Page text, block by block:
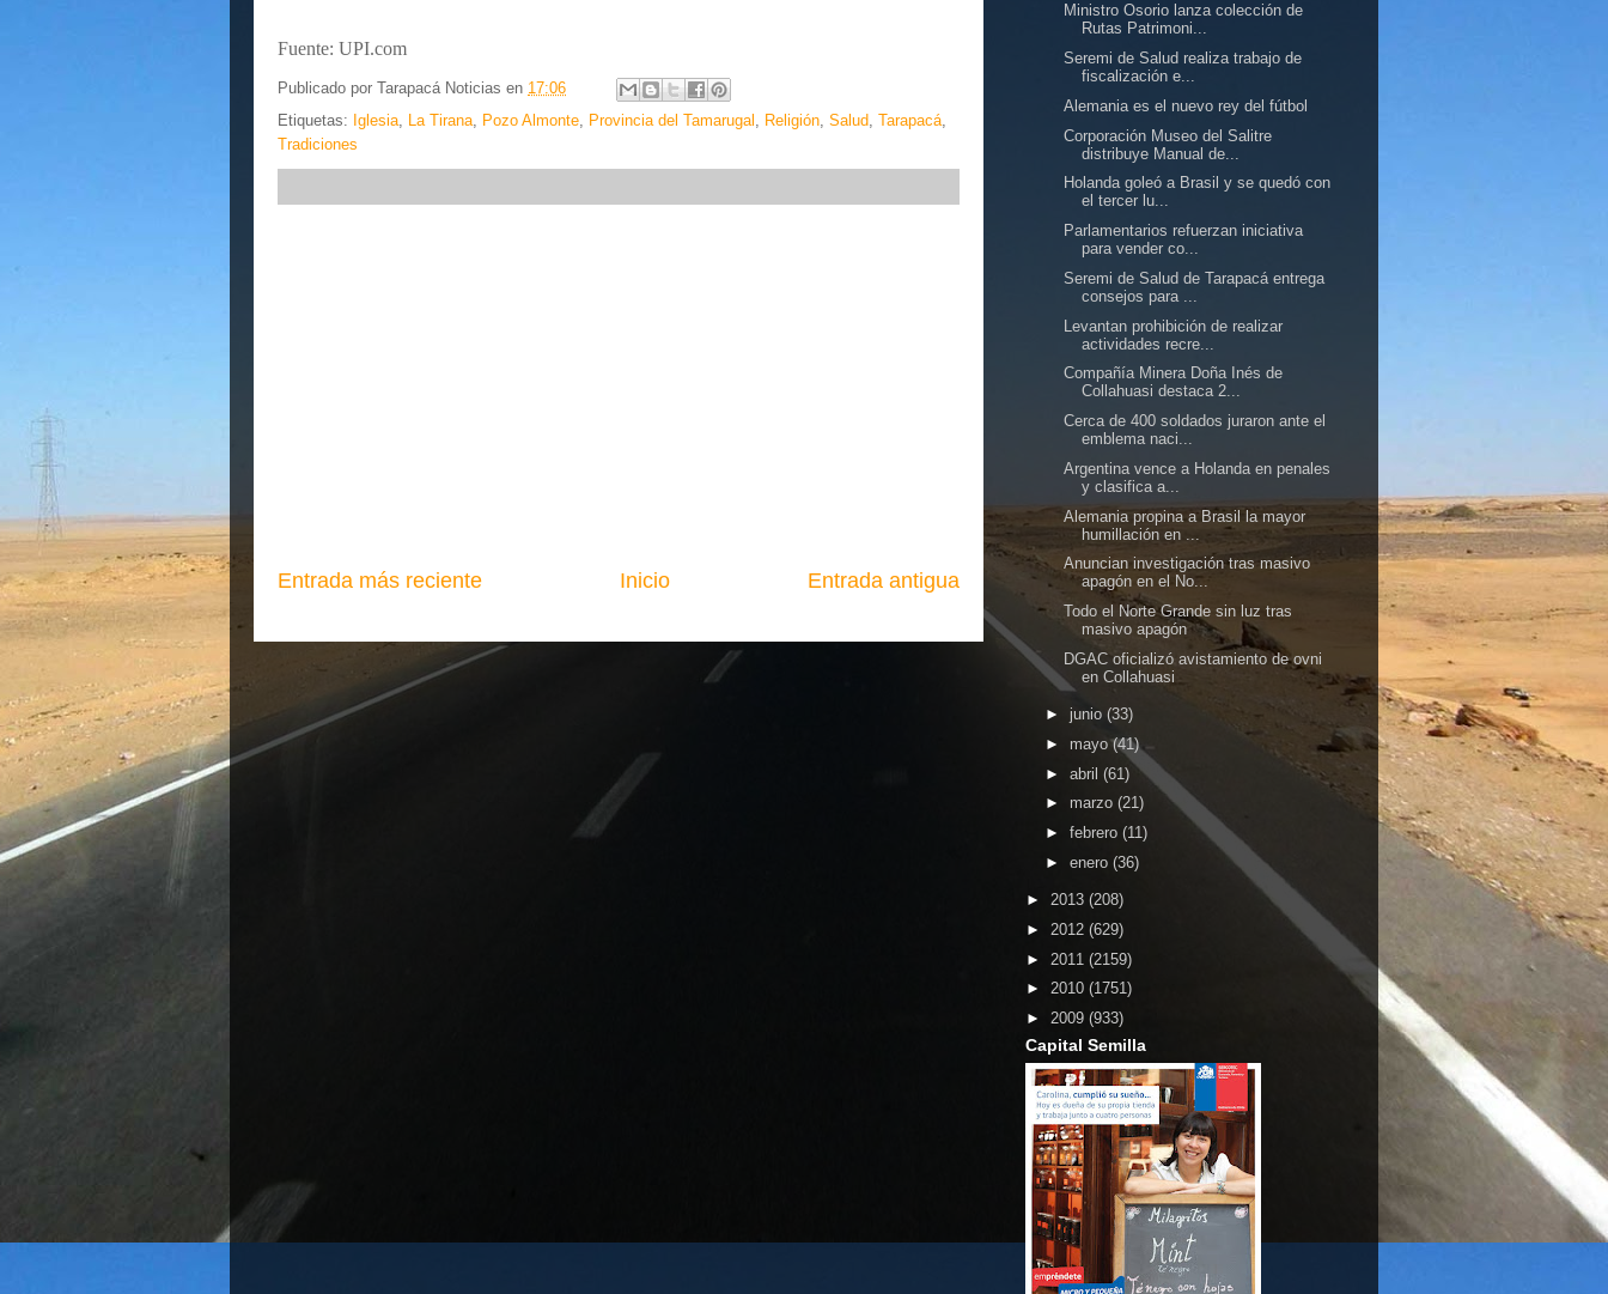
Fuente: UPI.com
Publicado por Tarapacá Noticias en 17:06
Etiquetas: Iglesia, La Tirana, Pozo Almonte, Provincia del Tamarugal , Religión, Salud, Tarapacá,
Tradiciones
Entrada más reciente Entrada antigua
Inicio
Ministro Osorio lanza colección de
Rutas Patrimoni...
Seremi de Salud realiza trabajo de
fiscalización e...
Alemania es el nuevo rey del fútbol
Corporación Museo del Salitre
distribuye Manual de...
Holanda goleó a Brasil y se quedó con
el tercer lu...
Parlamentarios refuerzan iniciativa
para vender co...
Seremi de Salud de Tarapacá entrega
consejos para ...
Levantan prohibición de realizar
actividades recre...
Compañía Minera Doña Inés de
Collahuasi destaca 2...
Cerca de 400 soldados juraron ante el
emblema naci...
Argentina vence a Holanda en penales
y clasifica a...
Alemania propina a Brasil la mayor
humillación en ...
Anuncian investigación tras masivo
apagón en el No...
Todo el Norte Grande sin luz tras
masivo apagón
DGAC oficializó avistamiento de ovni
en Collahuasi
► junio (33)
► mayo(41)
► abril (61)
► marzo (21)
► febrero (11)
► enero (36)
► 2013 (208)
► 2012 (629)
► 2011 (2159)
► 2010 (1751)
► 2009 (933)
Capital Semilla